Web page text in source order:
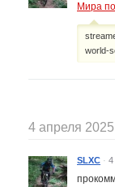
Мира
world-
4 апреля 2025
SLXC · 4